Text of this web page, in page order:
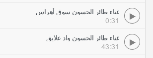
غناء طائر الحسون سوق أهراس
0:31
غناء طائر الحسون واد علايق
43:31